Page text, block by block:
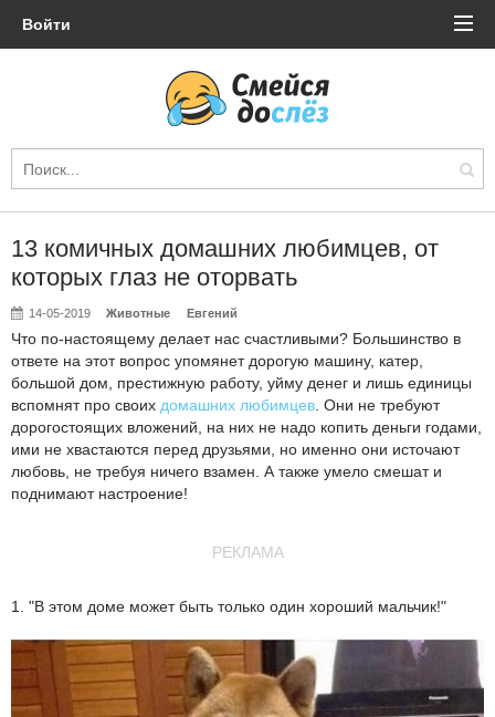
Войти
13 комичных домашних любимцев, от
которых глаз не оторвать
14-05-2019 Животные Евгений
Что по-настоящему делает нас счастливыми? Большинство в
ответе на этот вопрос упомянет дорогую машину, катер,
большой дом, престижную работу, уйму денег и лишь единицы
вспомнят про своих домашних любимцев . Они не требуют
дорогостоящих вложений, на них не надо копить деньги годами,
ими не хвастаются перед друзьями, но именно они источают
любовь, не требуя ничего взамен. А также умело смешат и
поднимают настроение!
РЕКЛАМА
1. "В этом доме может быть только один хороший мальчик!"